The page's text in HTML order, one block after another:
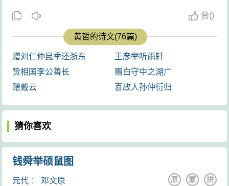
东平，以诖误得罪，得释归。后仍追治，被杀。尝构轩
名听雪蓬，学者称雪蓬先生。工诗，有《雪蓬集》。 ...
赞()
黄哲的诗文(76篇)
赠刘仁仲昆季还浙东
王彦举听雨轩
贽相国李公善长
赠白守中之湖广
赠戴云
喜故人孙仲衍归
猜你喜欢
钱舜举硕鼠图
元代 ： 邓文原 拼
繁
原